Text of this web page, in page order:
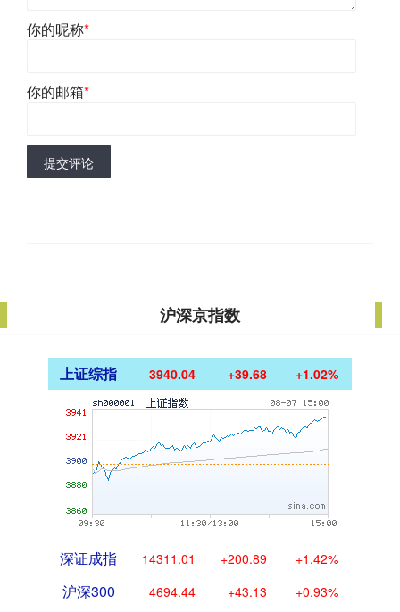
你的昵称*
你的邮箱*
提交评论
沪深京指数
上证综指 3940.04 +39.68 +1.02%
深证成指 14311.01 +200.89 +1.42%
沪深300 4694.44 +43.13 +0.93%